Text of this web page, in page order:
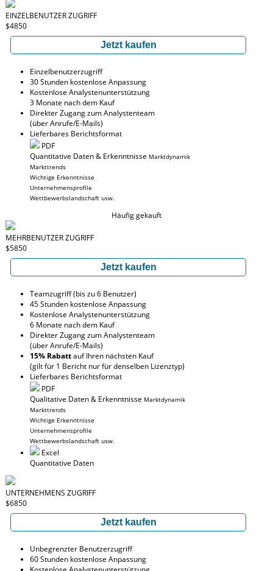
EINZELBENUTZER ZUGRIFF
$4850
Jetzt kaufen
Einzelbenutzerzugriff
30 Stunden kostenlose Anpassung
Kostenlose Analystenunterstützung
3 Monate nach dem Kauf
Direkter Zugang zum Analystenteam
(über Anrufe/E-Mails)
Lieferbares Berichtsformat
PDF
Quantitative Daten & Erkenntnisse Marktdynamik
Markttrends
Wichtige Erkenntnisse
Unternehmensprofile
Wettbewerbslandschaft usw.
Häufig gekauft
MEHRBENUTZER ZUGRIFF
$5850
Jetzt kaufen
Teamzugriff (bis zu 6 Benutzer)
45 Stunden kostenlose Anpassung
Kostenlose Analystenunterstützung
6 Monate nach dem Kauf
Direkter Zugang zum Analystenteam
(über Anrufe/E-Mails)
15% Rabattauf Ihren nächsten Kauf
(gilt für 1 Bericht nur für denselben Lizenztyp)
Lieferbares Berichtsformat
PDF
Qualitative Daten & Erkenntnisse Marktdynamik
Markttrends
Wichtige Erkenntnisse
Unternehmensprofile
Wettbewerbslandschaft usw.
Excel
Quantitative Daten
UNTERNEHMENS ZUGRIFF
$6850
Jetzt kaufen
Unbegrenzter Benutzerzugriff
60 Stunden kostenlose Anpassung